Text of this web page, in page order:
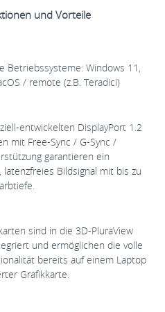
und Vorteile
Betriebssysteme: Windows 11,
/ remote (z.B. Teradici)
entwickelten DisplayPort 1.2
mit Free-Sync / G-Sync /
garantieren ein
latenzfreies Bildsignal mit bis zu
sind in die 3D-PluraView
und ermöglichen die volle
bereits auf einem Laptop
Grafikkarte.